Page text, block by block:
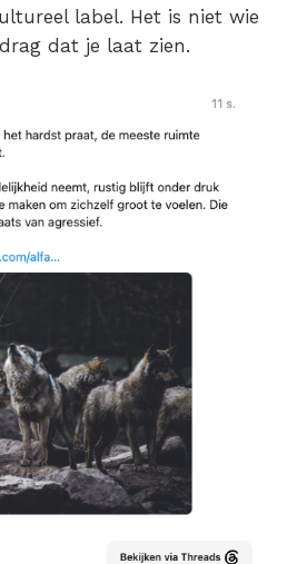
label. Het is niet wie
dat je laat zien.